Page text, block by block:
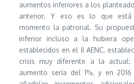
aumentos inferiores a los
anterior. Y eso es lo que está
momento la patronal. Su
inferior incluso a la hubiera
establecidos en el II AENC,
crisis muy diferente a la
aumento sería del 1%, y en